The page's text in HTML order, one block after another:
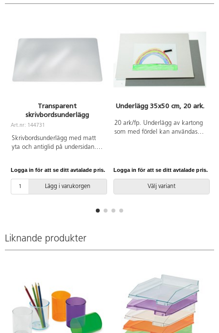
Transparent
skrivbordsunderlägg
Art.nr: 144731
Skrivbordsunderlägg med matt
yta och antiglid på undersidan.
Mått: 65x50 cm. Av PP.
Logga in för att se ditt avtalade pris.
Lägg i varukorgen
Underlägg 35x50 cm, 20 ark.
20 ark/fp. Underlägg av kartong
som med fördel kan användas
Logga in för att se ditt avtalade pris.
Välj variant
Liknande produkter